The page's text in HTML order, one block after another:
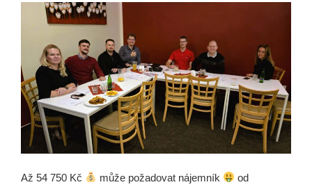
Až 54 750 Kč může požadovat nájemník
od